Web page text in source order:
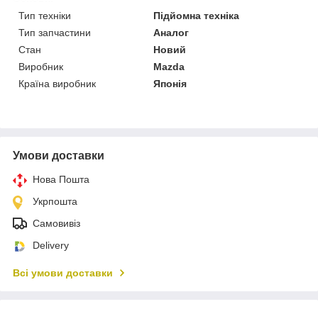
Тип техніки
Підйомна техніка
Тип запчастини
Аналог
Стан
Новий
Виробник
Mazda
Країна виробник
Японія
Умови доставки
Нова Пошта
Укрпошта
Самовивіз
Delivery
Всі умови доставки